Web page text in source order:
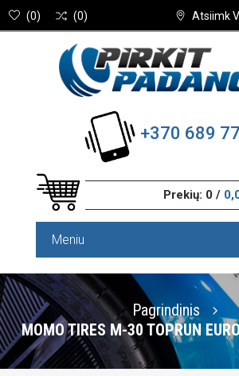
Atsiimk
(0) (0)
+370 689
Prekių: 0 /
Meniu
Pagrindinis
MOMO TIRES M-30 TOPRUN